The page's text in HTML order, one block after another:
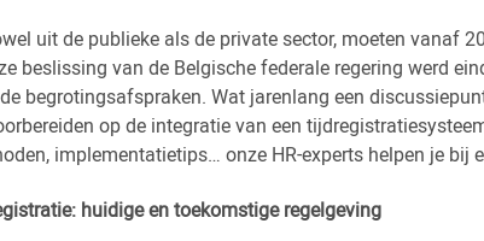
uit de publieke als de private sector, moeten vanaf
beslissing van de Belgische federale regering werd
begrotingsafspraken. Wat jarenlang een
op de integratie van een
implementatietips… onze HR-experts helpen je bij
huidige en toekomstige regelgeving